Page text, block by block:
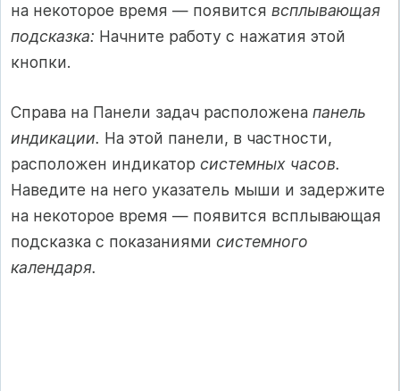
на некоторое время — появится всплывающая
подсказка: Начните работу с нажатия этой
кнопки.
Справа на Панели задач расположена панель
индикации. На этой панели, в частности,
расположен индикатор системных часов.
Наведите на него указатель мыши и задержите
на некоторое время — появится всплывающая
подсказка с показаниями системного
календаря.